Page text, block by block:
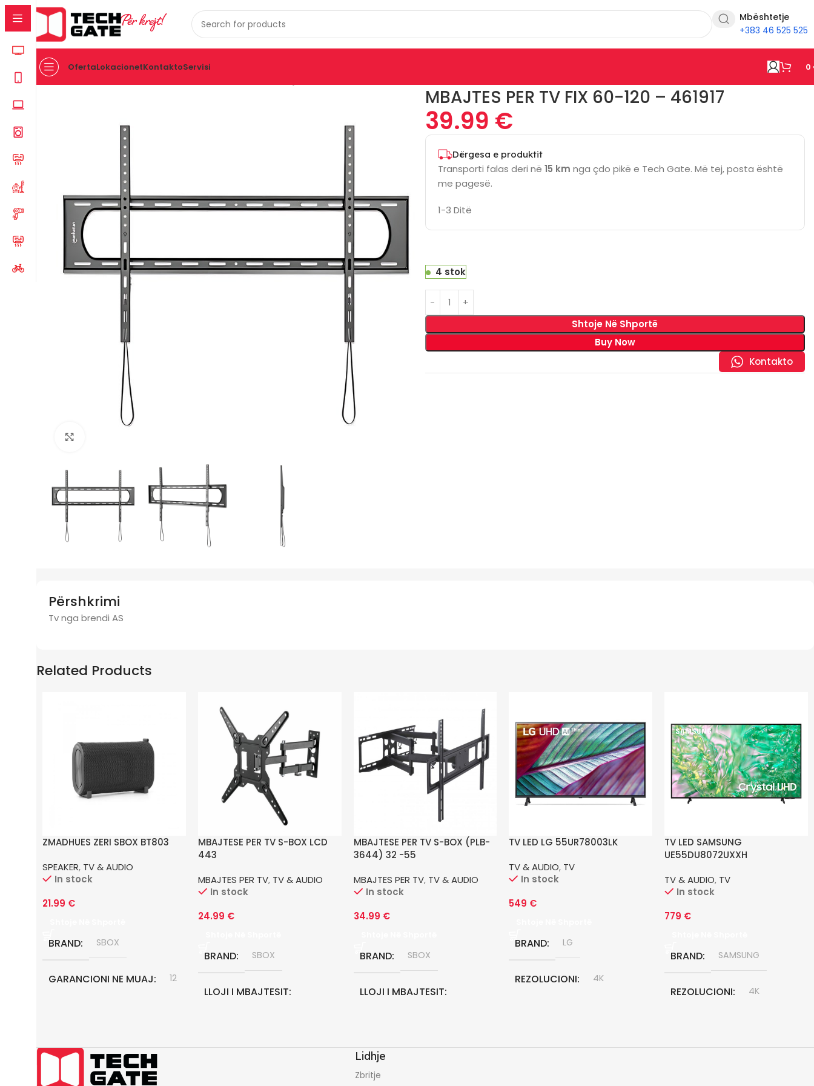
Për krejt!
Mbështetje
+383 46 525 525
OfertaLokacionetKontaktoServisi 0
Kreu
MBAJTES PER TV FIX 60-120 – 461917
39.99 €
Dërgesa e produktit
Transporti falas deri në 15 km nga çdo pikë e Tech Gate. Më tej, posta është
me pagesë.
1-3 Ditë
4 stok
Shtoje Në Shportë
Buy Now
Kontakto
Përshkrimi
Tv nga brendi AS
Related Products
ZMADHUES ZERI SBOX BT803
SPEAKER, TV & AUDIO
In stock
21.99 €
BRAND SBOX
GARANCIONI NE MUAJ 12
MBAJTESE PER TV S-BOX LCD
443
MBAJTES PER TV, TV & AUDIO
In stock
24.99 €
BRAND SBOX
LLOJI I MBAJTESIT
MBAJTESE PER TV S-BOX (PLB-
3644) 32 -55
MBAJTES PER TV, TV & AUDIO
In stock
34.99 €
BRAND SBOX
LLOJI I MBAJTESIT
GARANCIONI NE MUAJ
TV LED LG 55UR78003LK
TV & AUDIO, TV
In stock
549 €
BRAND LG
REZOLUCIONI 4K
TEKNOLOGJIA E EKRANIT
TV LED SAMSUNG
UE55DU8072UXXH
TV & AUDIO, TV
In stock
779 €
BRAND SAMSUNG
REZOLUCIONI 4K
Lidhje
Zbritje